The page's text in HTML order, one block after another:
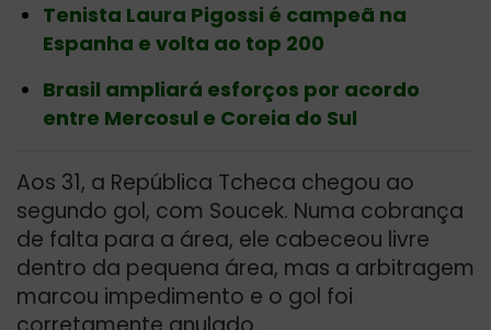
Tenista Laura Pigossi é campeã na
Espanha e volta ao top 200
Brasil ampliará esforços por acordo
entre Mercosul e Coreia do Sul
Aos 31, a República Tcheca chegou ao
segundo gol, com Soucek. Numa cobrança
de falta para a área, ele cabeceou livre
dentro da pequena área, mas a arbitragem
marcou impedimento e o gol foi